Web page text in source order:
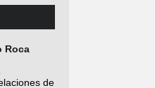
Roca
de